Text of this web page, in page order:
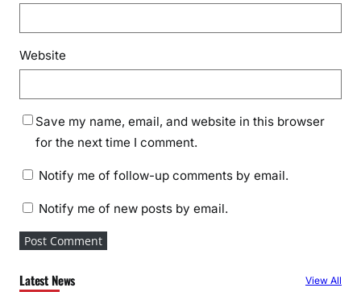
Website
Save my name, email, and website in this browser
for the next time I comment.
Notify me of follow-up comments by email.
Notify me of new posts by email.
Latest News View All